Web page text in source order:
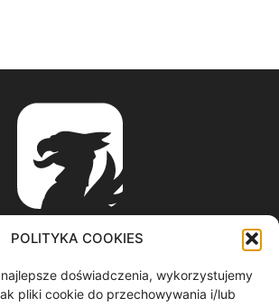
POLITYKA COOKIES
doświadczenia, wykorzystujemy
pliki cookie do przechowywania i/lub
ABOUT US